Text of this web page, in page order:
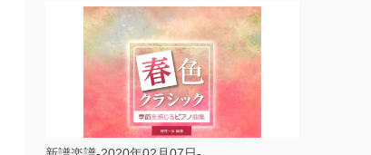
LOVE... Official髭男dism バンドピース フェ
アリー 825円